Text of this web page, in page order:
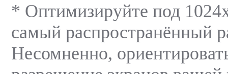
* Оптимизируйте под
самый распространённый
Несомненно,